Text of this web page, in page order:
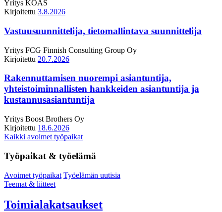
Yritys KOAS
Kirjoitettu 3.8.2026
Vastuusuunnittelija, tietomallintava suunnittelija
Yritys FCG Finnish Consulting Group Oy
Kirjoitettu 20.7.2026
Rakennuttamisen nuorempi asiantuntija,
yhteistoiminnallisten hankkeiden asiantuntija ja
kustannusasiantuntija
Yritys Boost Brothers Oy
Kirjoitettu 18.6.2026
Kaikki avoimet työpaikat
Työpaikat & työelämä
Avoimet työpaikat Työelämän uutisia
Teemat & liitteet
Toimialakatsaukset